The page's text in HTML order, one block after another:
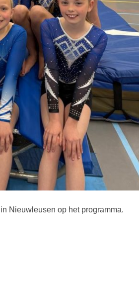
Nieuwleusen op het programma.